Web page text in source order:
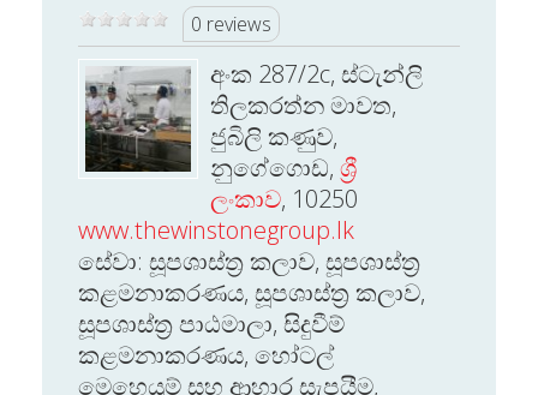
0 reviews
අංක 287/2c, ස්ටැන්ලි
තිලකරත්න මාවත,
ජුබිලි කණුව,
නුගේගොඩ, ශ්‍රී
ලංකාව, 10250
www.thewinstonegroup.lk
සේවා: සූපශාස්ත්‍ර කලාව, සූපශාස්ත්‍ර
කළමනාකරණය, සූපශාස්ත්‍ර කලාව,
සූපශාස්ත්‍ර පාඨමාලා, සිදුවීම්
කළමනාකරණය, හෝටල්
මෙහෙයුම් සහ ආහාර සැපයීම,